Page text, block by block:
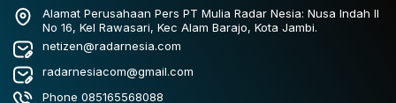
Alamat Perusahaan Pers PT Mulia Radar Nesia: Nusa Indah II
No 16, Kel Rawasari, Kec Alam Barajo, Kota Jambi.
netizen@radarnesia.com
radarnesiacom@gmail.com
Phone 085165568088